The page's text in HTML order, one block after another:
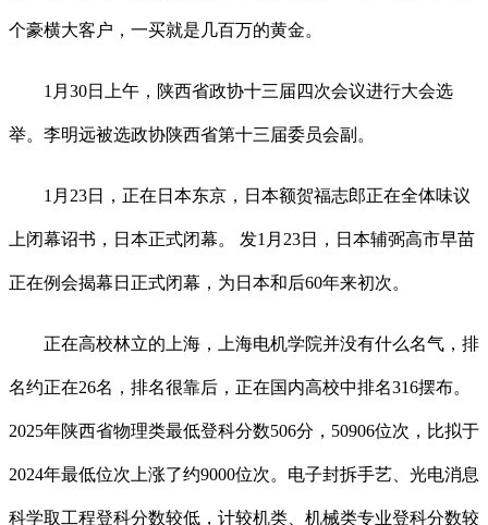
个豪横大客户，一买就是几百万的黄金。
1月30日上午，陕西省政协十三届四次会议进行大会选
举。李明远被选政协陕西省第十三届委员会副。
1月23日，正在日本东京，日本额贺福志郎正在全体味议
上闭幕诏书，日本正式闭幕。 发1月23日，日本辅弼高市早苗
正在例会揭幕日正式闭幕，为日本和后60年来初次。
正在高校林立的上海，上海电机学院并没有什么名气，排
名约正在26名，排名很靠后，正在国内高校中排名316摆布。
2025年陕西省物理类最低登科分数506分，50906位次，比拟于
2024年最低位次上涨了约9000位次。电子封拆手艺、光电消息
科学取工程登科分数较低，计较机类、机械类专业登科分数较